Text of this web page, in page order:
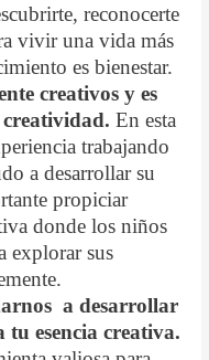
reconocerte
vivir una vida más
es bienestar.
creativos y es
En esta
trabajando
a desarrollar su
propiciar
donde los niños
explorar sus
a desarrollar
tu esencia creativa.